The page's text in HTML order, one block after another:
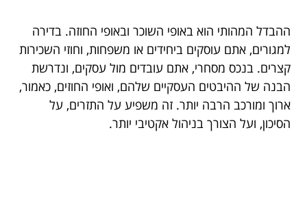
ההבדל המהותי הוא באופי השוכר ובאופי החוזה. בדירה
למגורים, אתם עוסקים ביחידים או משפחות, וחוזי השכירות
קצרים. בנכס מסחרי, אתם עובדים מול עסקים, ונדרשת
הבנה של ההיבטים העסקיים שלהם, ואופי החוזים, כאמור,
ארוך ומורכב הרבה יותר. זה משפיע על התזרים, על
הסיכון, ועל הצורך בניהול אקטיבי יותר.